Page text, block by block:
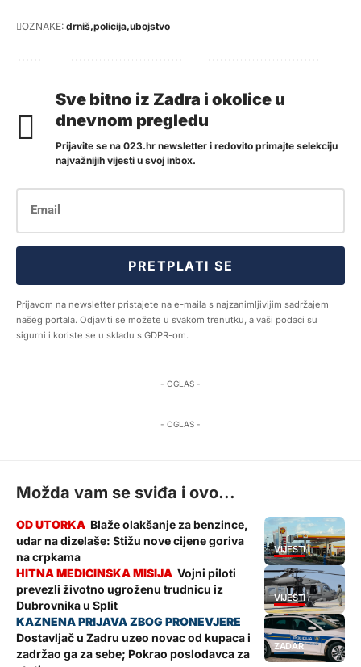
OZNAKE: drniš policija ubojstvo
Sve bitno iz Zadra i okolice u
dnevnom pregledu
Prijavite se na 023.hr newsletter i redovito primajte selekciju
najvažnijih vijesti u svoj inbox.
PRETPLATI SE
Prijavom na newsletter pristajete na e-maila s najzanimljivijim sadržajem
našeg portala. Odjaviti se možete u svakom trenutku, a vaši podaci su
sigurni i koriste se u skladu s GDPR-om.
- OGLAS -
- OGLAS -
Možda vam se sviđa i ovo...
VIJESTI
Blaže olakšanje za benzince,
udar na dizelaše: Stižu nove cijene goriva
na crpkama
VIJESTI
Vojni piloti
prevezli životno ugroženu trudnicu iz
Dubrovnika u Split
ZADAR
Dostavljač u Zadru uzeo novac od kupaca i
zadržao ga za sebe; Pokrao poslodavca za